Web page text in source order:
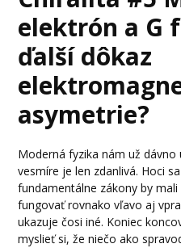
elektrón a G
ďalší dôkaz
asymetrie?
Moderná fyzika nám už dávno
vesmíre je len zdanlivá. Hoci
fundamentálne zákony by mali
fungovať rovnako vľavo aj
ukazuje čosi iné. Koniec
myslieť si, že niečo ako